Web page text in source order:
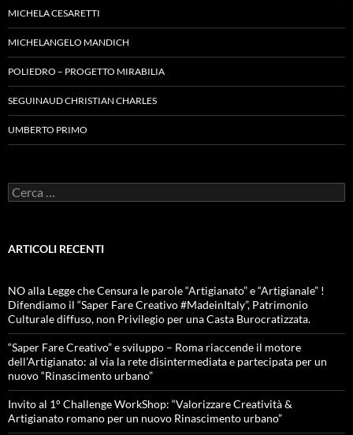
MICHELA CESARETTI
MICHELANGELO MANDICH
POLIEDRO – PROGETTO MIRABILIA
SEGUINAUD CHRISTIAN CHARLES
UMBERTO PRIMO
Ricerca
per:
ARTICOLI RECENTI
NO alla Legge che Censura le parole “Artigianato” e “Artigianale” !
Difendiamo il “Saper Fare Creativo #MadeinItaly”, Patrimonio
Culturale diffuso, non Privilegio per una Casta Burocratizzata.
“Saper Fare Creativo” e sviluppo – Roma riaccende il motore
dell’Artigianato: al via la rete disintermediata e partecipata per un
nuovo “Rinascimento urbano”
Invito al 1° Challenge WorkShop: “Valorizzare Creatività &
Artigianato romano per un nuovo Rinascimento urbano”